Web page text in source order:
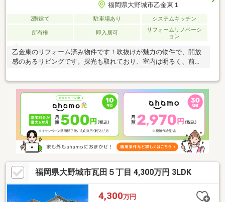
福岡県大野城市乙金東１
2階建て 駐車場あり システムキッチン
所有権 即入居可
リフォームリノベーシ
ョン
乙金東のリフォーム済み物件です！吹抜けが魅力の物件で、開放
感のあるリビングです。採光も取れており、室内は明るく、前向
エリアになります。是非一度ご内覧ください。
福岡県大野城市瓦田５丁目 4,300万円 3LDK
4,300万円